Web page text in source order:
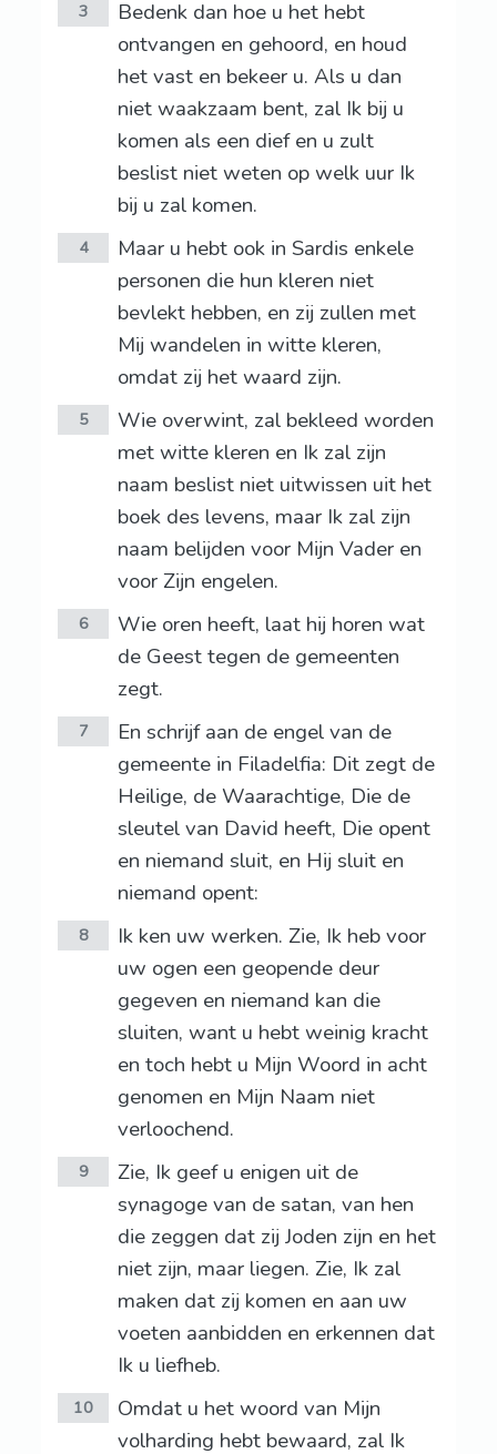
3
Bedenk dan hoe u het hebt
ontvangen en gehoord, en houd
het vast en bekeer u. Als u dan
niet waakzaam bent, zal Ik bij u
komen als een dief en u zult
beslist niet weten op welk uur Ik
bij u zal komen.
4
Maar u hebt ook in Sardis enkele
personen die hun kleren niet
bevlekt hebben, en zij zullen met
Mij wandelen in witte kleren,
omdat zij het waard zijn.
5
Wie overwint, zal bekleed worden
met witte kleren en Ik zal zijn
naam beslist niet uitwissen uit het
boek des levens, maar Ik zal zijn
naam belijden voor Mijn Vader en
voor Zijn engelen.
6
Wie oren heeft, laat hij horen wat
de Geest tegen de gemeenten
zegt.
7
En schrijf aan de engel van de
gemeente in Filadelfia: Dit zegt de
Heilige, de Waarachtige, Die de
sleutel van David heeft, Die opent
en niemand sluit, en Hij sluit en
niemand opent:
8
Ik ken uw werken. Zie, Ik heb voor
uw ogen een geopende deur
gegeven en niemand kan die
sluiten, want u hebt weinig kracht
en toch hebt u Mijn Woord in acht
genomen en Mijn Naam niet
verloochend.
9
Zie, Ik geef u enigen uit de
synagoge van de satan, van hen
die zeggen dat zij Joden zijn en het
niet zijn, maar liegen. Zie, Ik zal
maken dat zij komen en aan uw
voeten aanbidden en erkennen dat
Ik u liefheb.
10
Omdat u het woord van Mijn
volharding hebt bewaard, zal Ik